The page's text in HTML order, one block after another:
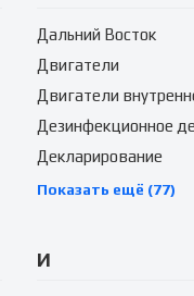
Дальний Восток
Двигатели
Двигатели
Дезинфекционное
Декларирование
Показать ещё (77)
И